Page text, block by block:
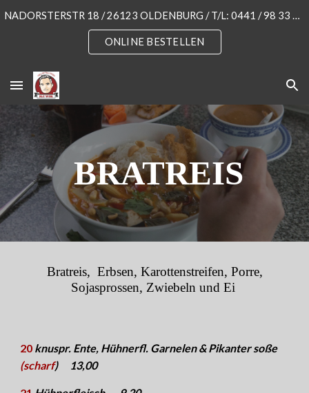
NADORSTERSTR 18 / 26123 OLDENBURG / T/L: 0441 / 98 33 55 3
ONLINE BESTELLEN
BRATREIS
Bratreis, Erbsen, Karottenstreifen, Porre,
Sojasprossen, Zwiebeln und Ei
20 knuspr. Ente, Hühnerfl. Garnelen & Pikanter soße
(scharf) 13,00